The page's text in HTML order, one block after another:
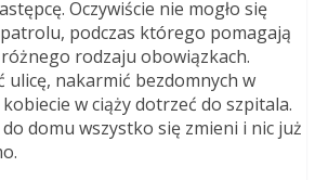
Oczywiście nie mogło się
podczas którego pomagają
rodzaju obowiązkach.
ulicę, nakarmić bezdomnych w
w ciąży dotrzeć do szpitala.
domu wszystko się zmieni i nic już